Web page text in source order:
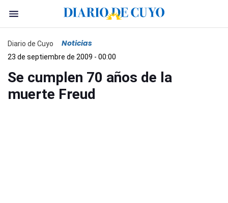
Diario de Cuyo Noticias
23 de septiembre de 2009 - 00:00
Se cumplen 70 años de la
muerte Freud